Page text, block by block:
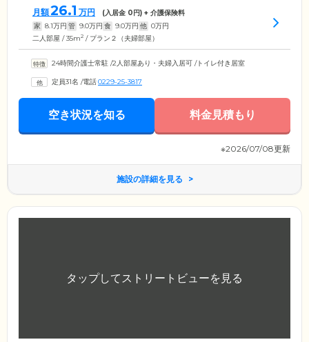
月額26.1 万円 (入居金 0円) + 介護保険料
家 8.1万円 管 9.0万円 食 9.0万円 他 0万円
二人部屋 / 35m2 / プラン２（夫婦部屋）
24時間介護士常駐 /2人部屋あり・夫婦入居可 /トイレ付き居室
定員31名 /電話0229-25-3817
空き状況を知る 料金見積もり
※2026/07/08更新
施設の詳細を見る